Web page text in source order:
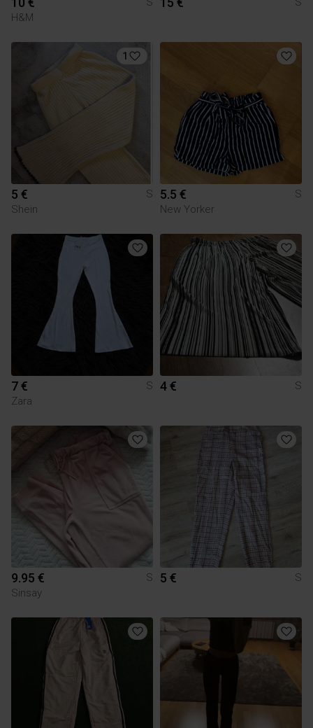
H&M
1
5 €
S
Shein
5.5 €
S
New Yorker
7 €
S
Zara
4 € S
9.95 €
S
Sinsay
5 € S